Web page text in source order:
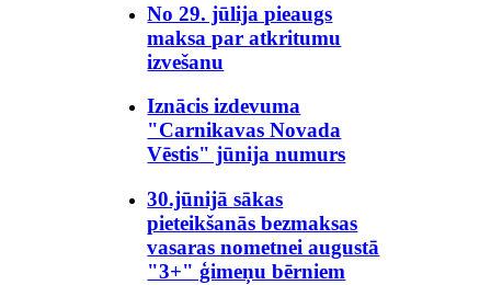
No 29. jūlija pieaugs
maksa par atkritumu
izvešanu
Iznācis izdevuma
"Carnikavas Novada
Vēstis" jūnija numurs
30.jūnijā sākas
pieteikšanās bezmaksas
vasaras nometnei augustā
"3+" ģimeņu bērniem